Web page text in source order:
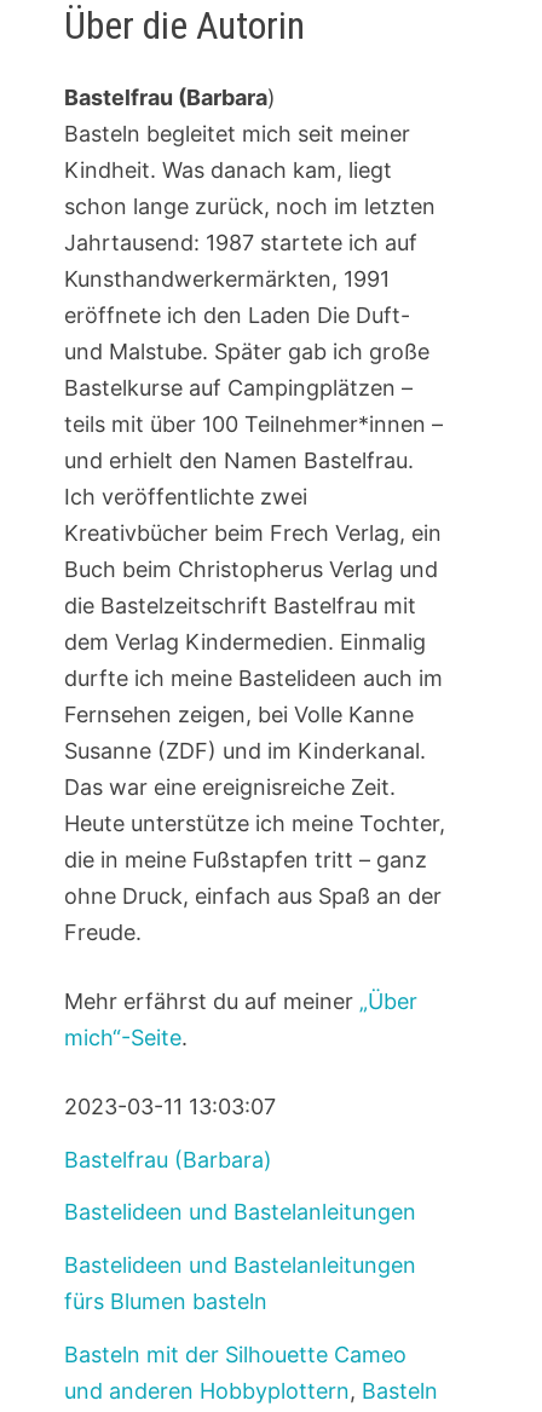
Über die Autorin
Bastelfrau (Barbara)
Basteln begleitet mich seit meiner
Kindheit. Was danach kam, liegt
schon lange zurück, noch im letzten
Jahrtausend: 1987 startete ich auf
Kunsthandwerkermärkten, 1991
eröffnete ich den Laden Die Duft-
und Malstube. Später gab ich große
Bastelkurse auf Campingplätzen –
teils mit über 100 Teilnehmer*innen –
und erhielt den Namen Bastelfrau.
Ich veröffentlichte zwei
Kreativbücher beim Frech Verlag, ein
Buch beim Christopherus Verlag und
die Bastelzeitschrift Bastelfrau mit
dem Verlag Kindermedien. Einmalig
durfte ich meine Bastelideen auch im
Fernsehen zeigen, bei Volle Kanne
Susanne (ZDF) und im Kinderkanal.
Das war eine ereignisreiche Zeit.
Heute unterstütze ich meine Tochter,
die in meine Fußstapfen tritt – ganz
ohne Druck, einfach aus Spaß an der
Freude.
Mehr erfährst du auf meiner „Über
mich“-Seite.
2023-03-11 13:03:07
Bastelfrau (Barbara)
Bastelideen und Bastelanleitungen
Bastelideen und Bastelanleitungen
fürs Blumen basteln
Basteln mit der Silhouette Cameo
und anderen Hobbyplottern, Basteln